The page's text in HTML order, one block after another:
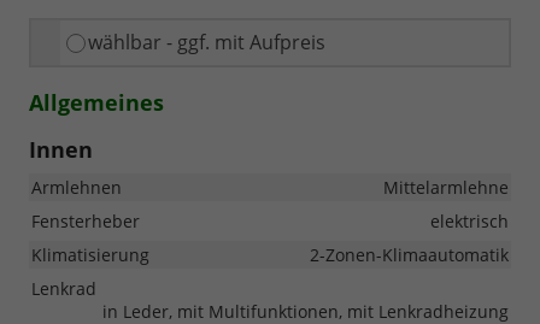
wählbar - ggf. mit Aufpreis
Allgemeines
Innen
Armlehnen
Mittelarmlehne
Fensterheber
elektrisch
Klimatisierung
2-Zonen-Klimaautomatik
Lenkrad
in Leder, mit Multifunktionen, mit Lenkradheizung